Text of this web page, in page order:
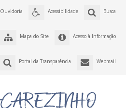
Busca
Acessibilidade
Ouvidoria
Acesso à Informação
Mapa do Site
Webmail
Portal da Transparência